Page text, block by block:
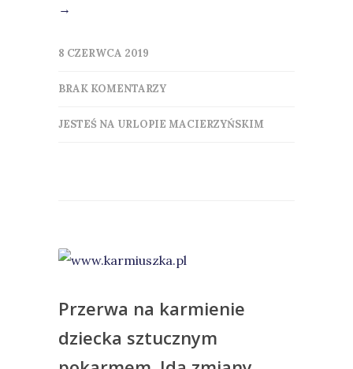
→
8 CZERWCA 2019
BRAK KOMENTARZY
JESTEŚ NA URLOPIE MACIERZYŃSKIM
Przerwa na karmienie
dziecka sztucznym